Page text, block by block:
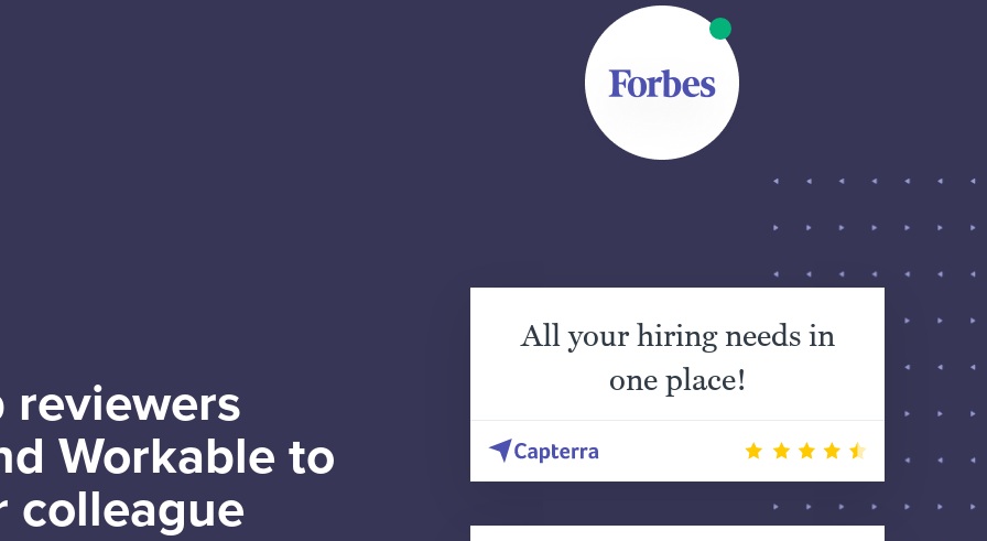
reviewers
Workable to
colleague
All your hiring needs in
one place!